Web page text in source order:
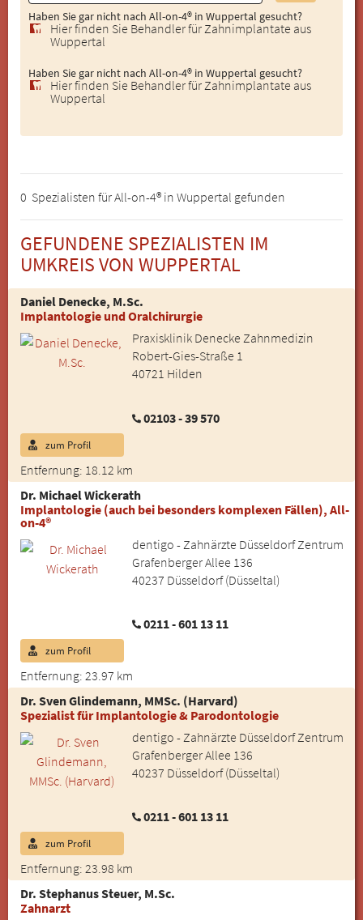
Haben Sie gar nicht nach All-on-4® in Wuppertal gesucht?
Hier finden Sie Behandler für Zahnimplantate aus
Wuppertal
Haben Sie gar nicht nach All-on-4® in Wuppertal gesucht?
Hier finden Sie Behandler für Zahnimplantate aus
Wuppertal
0 Spezialisten für All-on-4® in Wuppertal gefunden
GEFUNDENE SPEZIALISTEN IM
UMKREIS VON WUPPERTAL
Daniel Denecke, M.Sc.
Implantologie und Oralchirurgie
Praxisklinik Denecke Zahnmedizin
Robert-Gies-Straße 1
40721 Hilden
02103 - 39 570
Entfernung: 18.12 km
zum Profil
Dr. Michael Wickerath
Implantologie (auch bei besonders komplexen Fällen), All-
on-4®
dentigo - Zahnärzte Düsseldorf Zentrum
Grafenberger Allee 136
40237 Düsseldorf (Düsseltal)
0211 - 601 13 11
Entfernung: 23.97 km
zum Profil
Dr. Sven Glindemann, MMSc. (Harvard)
Spezialist für Implantologie & Parodontologie
dentigo - Zahnärzte Düsseldorf Zentrum
Grafenberger Allee 136
40237 Düsseldorf (Düsseltal)
0211 - 601 13 11
Entfernung: 23.98 km
zum Profil
Dr. Stephanus Steuer, M.Sc.
Zahnarzt